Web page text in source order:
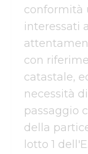
conformità
interessati
con
catastale,
necessità
passaggio
della
lotto 1